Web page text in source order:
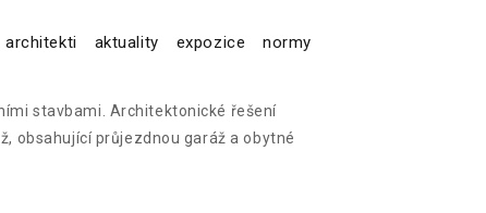
architekti aktuality expozice normy
stavbami. Architektonické řešení
obsahující průjezdnou garáž a obytné